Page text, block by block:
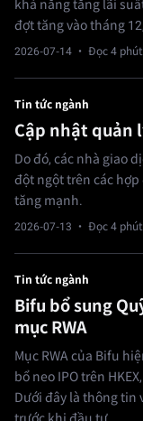
khả năng tăng lãi
đợt tăng vào tháng
2026-07-14 · Đọc 4 phút
Tin tức ngành
Cập nhật quản
Do đó, các nhà giao
đột ngột trên các
tăng mạnh.
2026-07-13 · Đọc 4 phút
Tin tức ngành
Bifu bổ sung
mục RWA
Mục RWA của Bifu
bổ neo IPO trên
Dưới đây là thông tin